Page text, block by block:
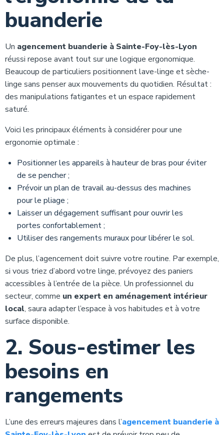
buanderie
Un agencement buanderie à Sainte-Foy-lès-Lyon
réussi repose avant tout sur une logique ergonomique.
Beaucoup de particuliers positionnent lave-linge et sèche-
linge sans penser aux mouvements du quotidien. Résultat :
des manipulations fatigantes et un espace rapidement
saturé.
Voici les principaux éléments à considérer pour une
ergonomie optimale :
Positionner les appareils à hauteur de bras pour éviter
de se pencher ;
Prévoir un plan de travail au-dessus des machines
pour le pliage ;
Laisser un dégagement suffisant pour ouvrir les
portes confortablement ;
Utiliser des rangements muraux pour libérer le sol.
De plus, l’agencement doit suivre votre routine. Par exemple,
si vous triez d’abord votre linge, prévoyez des paniers
accessibles à l’entrée de la pièce. Un professionnel du
secteur, comme un expert en aménagement intérieur
local, saura adapter l’espace à vos habitudes et à votre
surface disponible.
2. Sous-estimer les
besoins en
rangements
L’une des erreurs majeures dans l’agencement buanderie à